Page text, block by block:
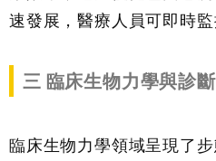
速發展，醫療人員可即時監
三 臨床生物力學與診
臨床生物力學領域呈現了